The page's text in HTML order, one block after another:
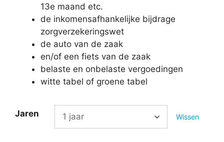
13e maand etc.
de inkomensafhankelijke bijdrage
zorgverzekeringswet
de auto van de zaak
en/of een fiets van de zaak
belaste en onbelaste vergoedingen
witte tabel of groene tabel
Jaren Wissen